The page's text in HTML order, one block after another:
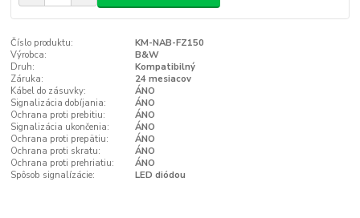
Číslo produktu:
KM-NAB-FZ150
Výrobca:
B&W
Druh:
Kompatibilný
Záruka:
24 mesiacov
Kábel do zásuvky:
ÁNO
Signalizácia dobíjania:
ÁNO
Ochrana proti prebitiu:
ÁNO
Signalizácia ukončenia:
ÁNO
Ochrana proti prepätiu:
ÁNO
Ochrana proti skratu:
ÁNO
Ochrana proti prehriatiu:
ÁNO
Spôsob signalízácie:
LED diódou